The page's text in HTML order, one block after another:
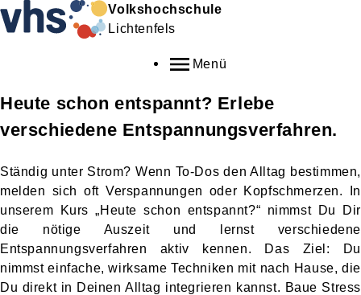
Volkshochschule
Lichtenfels
Menü
Heute schon entspannt? Erlebe
verschiedene Entspannungsverfahren.
Ständig unter Strom? Wenn To-Dos den Alltag bestimmen,
melden sich oft Verspannungen oder Kopfschmerzen. In
unserem Kurs „Heute schon entspannt?“ nimmst Du Dir
die nötige Auszeit und lernst verschiedene
Entspannungsverfahren aktiv kennen. Das Ziel: Du
nimmst einfache, wirksame Techniken mit nach Hause, die
Du direkt in Deinen Alltag integrieren kannst. Baue Stress